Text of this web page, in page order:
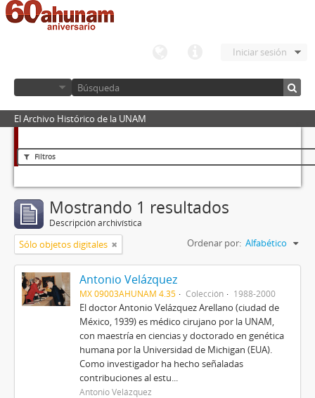
Iniciar sesión
El Archivo Histórico de la UNAM
Filtros
Mostrando 1 resultados
Descripción archivística
Sólo objetos digitales Ordenar por: Alfabético
Antonio Velázquez
MX 09003AHUNAM 4.35 Colección 1988-2000
El doctor Antonio Velázquez Arellano (ciudad de
México, 1939) es médico cirujano por la UNAM,
con maestría en ciencias y doctorado en genética
humana por la Universidad de Michigan (EUA).
Como investigador ha hecho señaladas
contribuciones al estu...
Antonio Velázquez